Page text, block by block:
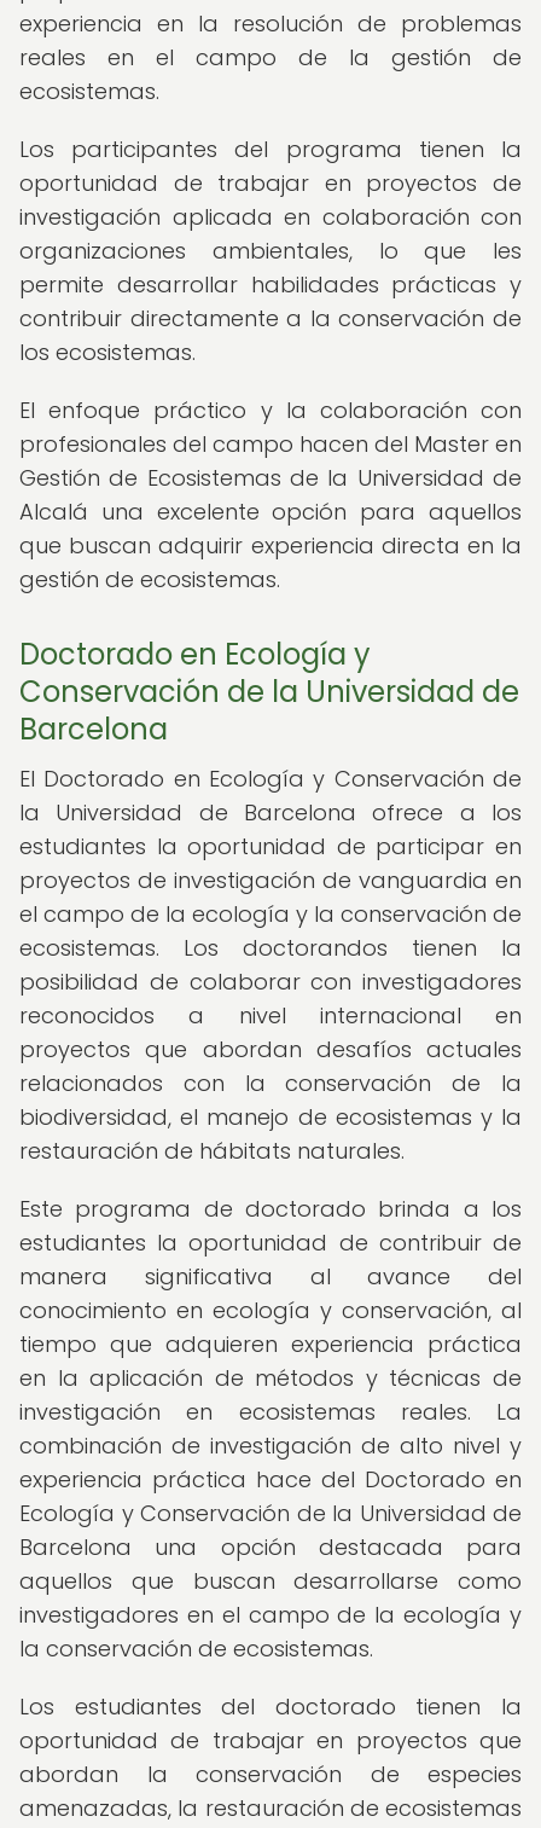
experiencia en la resolución de problemas
reales en el campo de la gestión de
ecosistemas.
Los participantes del programa tienen la
oportunidad de trabajar en proyectos de
investigación aplicada en colaboración con
organizaciones ambientales, lo que les
permite desarrollar habilidades prácticas y
contribuir directamente a la conservación de
los ecosistemas.
El enfoque práctico y la colaboración con
profesionales del campo hacen del Master en
Gestión de Ecosistemas de la Universidad de
Alcalá una excelente opción para aquellos
que buscan adquirir experiencia directa en la
gestión de ecosistemas.
Doctorado en Ecología y
Conservación de la Universidad de
Barcelona
El Doctorado en Ecología y Conservación de
la Universidad de Barcelona ofrece a los
estudiantes la oportunidad de participar en
proyectos de investigación de vanguardia en
el campo de la ecología y la conservación de
ecosistemas. Los doctorandos tienen la
posibilidad de colaborar con investigadores
reconocidos a nivel internacional en
proyectos que abordan desafíos actuales
relacionados con la conservación de la
biodiversidad, el manejo de ecosistemas y la
restauración de hábitats naturales.
Este programa de doctorado brinda a los
estudiantes la oportunidad de contribuir de
manera significativa al avance del
conocimiento en ecología y conservación, al
tiempo que adquieren experiencia práctica
en la aplicación de métodos y técnicas de
investigación en ecosistemas reales. La
combinación de investigación de alto nivel y
experiencia práctica hace del Doctorado en
Ecología y Conservación de la Universidad de
Barcelona una opción destacada para
aquellos que buscan desarrollarse como
investigadores en el campo de la ecología y
la conservación de ecosistemas.
Los estudiantes del doctorado tienen la
oportunidad de trabajar en proyectos que
abordan la conservación de especies
amenazadas, la restauración de ecosistemas